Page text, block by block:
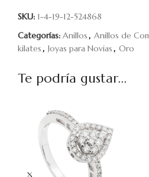
SKU: 1-4-19-12-524868
Categorías: Anillos, Anillos de
kilates, Joyas para Novias, Oro
Te podría gustar...